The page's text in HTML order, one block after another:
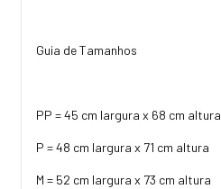
Guia de Tamanhos
PP = 45 cm largura x 68 cm altura
P = 48 cm largura x 71 cm altura
M = 52 cm largura x 73 cm altura